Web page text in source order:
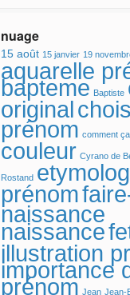
nuage
15 août 15 janvier 19
aquarelle
bapteme Baptiste
original
prénom comment
couleur Cyrano de
Rostand
prénom
naissance
naissance
illustration
importance
prénom Jean Jean-